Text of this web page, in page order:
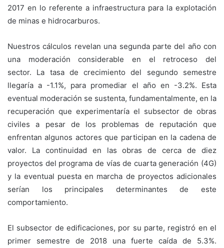
2017 en lo referente a infraestructura para la explotación
de minas e hidrocarburos.
Nuestros cálculos revelan una segunda parte del año con
una moderación considerable en el retroceso del
sector. La tasa de crecimiento del segundo semestre
llegaría a -1.1%, para promediar el año en -3.2%. Esta
eventual moderación se sustenta, fundamentalmente, en la
recuperación que experimentaría el subsector de obras
civiles a pesar de los problemas de reputación que
enfrentan algunos actores que participan en la cadena de
valor. La continuidad en las obras de cerca de diez
proyectos del programa de vías de cuarta generación (4G)
y la eventual puesta en marcha de proyectos adicionales
serían los principales determinantes de este
comportamiento.
El subsector de edificaciones, por su parte, registró en el
primer semestre de 2018 una fuerte caída de 5.3%.